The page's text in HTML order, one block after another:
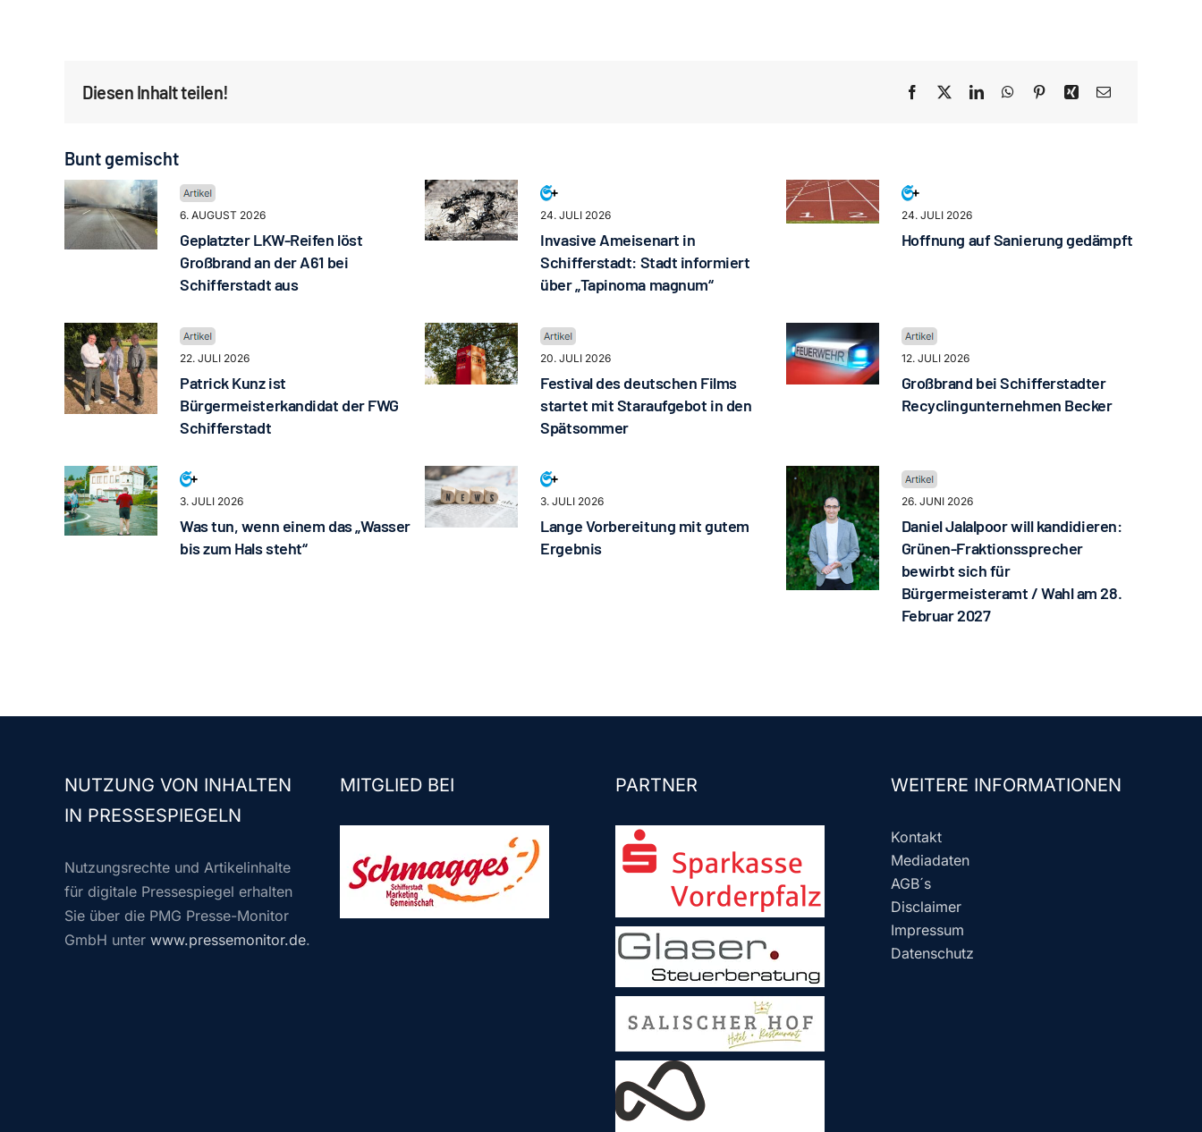
Diesen Inhalt teilen!
Bunt gemischt
6. AUGUST 2026
Geplatzter LKW-Reifen löst
Großbrand an der A61 bei
Schifferstadt aus
24. JULI 2026
Invasive Ameisenart in
Schifferstadt: Stadt informiert
über „Tapinoma magnum“
24. JULI 2026
Hoffnung auf Sanierung gedämpft
22. JULI 2026
Patrick Kunz ist
Bürgermeisterkandidat der FWG
Schifferstadt
20. JULI 2026
Festival des deutschen Films
startet mit Staraufgebot in den
Spätsommer
12. JULI 2026
Großbrand bei Schifferstadter
Recyclingunternehmen Becker
3. JULI 2026
Was tun, wenn einem das „Wasser
bis zum Hals steht“
3. JULI 2026
Lange Vorbereitung mit gutem
Ergebnis
26. JUNI 2026
Daniel Jalalpoor will kandidieren:
Grünen-Fraktionssprecher
bewirbt sich für
Bürgermeisteramt / Wahl am 28.
Februar 2027
NUTZUNG VON INHALTEN
IN PRESSESPIEGELN
Nutzungsrechte und Artikelinhalte
für digitale Pressespiegel erhalten
Sie über die PMG Presse-Monitor
GmbH unter www.pressemonitor.de.
MITGLIED BEI PARTNER WEITERE INFORMATIONEN
Kontakt
Mediadaten
AGB´s
Disclaimer
Impressum
Datenschutz